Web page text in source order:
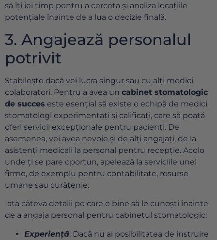
să îți iei timp pentru a cerceta și analiza locațiile
potențiale înainte de a lua o decizie finală.
3. Angajează personalul
potrivit
Stabilește dacă vei lucra singur sau cu alți medici
colaboratori. Pentru a avea un cabinet stomatologic
de succes este esențial să existe o echipă de medici
stomatologi experimentați și calificați, care să poată
oferi servicii excepționale pentru pacienți. De
asemenea, vei avea nevoie și de alți angajați, de la
asistenți medicali la personal pentru recepție. Acolo
unde ți se pare oportun, apelează la serviciile unei
firme, de exemplu pentru contabilitate, resurse
umane sau curățenie.
Iată câteva detalii pe care e bine să le cunoști înainte
de a angaja personal pentru cabinetul stomatologic:
Experiență: Dacă nu ai posibilitatea de instruire